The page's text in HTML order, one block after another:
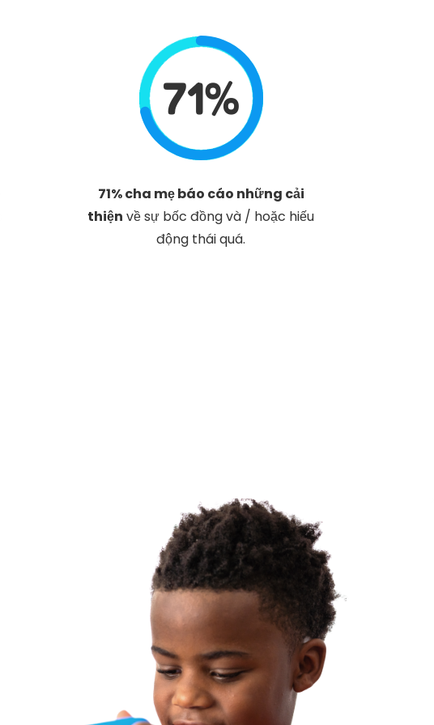
71%
71% cha mẹ báo cáo những cải
thiện về sự bốc đồng và / hoặc hiếu
động thái quá.